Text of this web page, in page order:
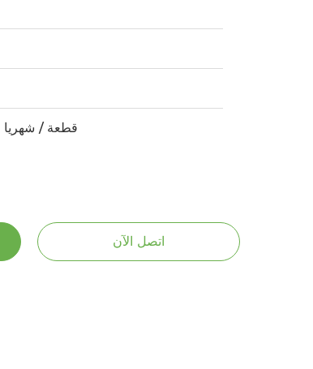
100000 قطعة / شهريا
اتصل الآن